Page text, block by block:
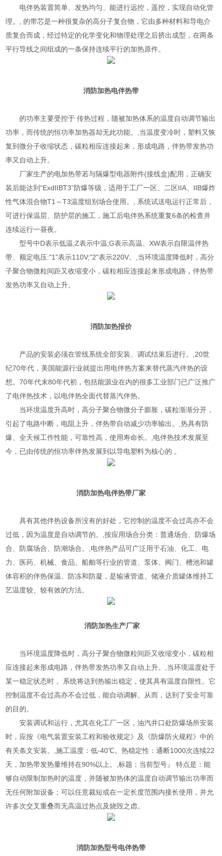
电伴热装置简单、发热均匀、能进行远控，遥控，实现自动化管
理。, 的带芯是一种很复杂的高分子复合物，它由多种材料和导电介
质复合而成，经过特定的化学变化和物理处理之后挤出成型，在两条
平行导线之间组成的一条保持连续平行的加热原件。
消防加热电伴热带
的功率主要受控于 传热过程，随被加热体系的温度自动调节输出
功率，而传统的恒功率加热器却无此功能。,当温度变冷时，塑料又恢
复到微分子收缩状态，碳粒相应连接起来，形成电路，伴热带发热功
率又自动上升。
厂家生产的电加热带若与隔爆型电器附件(接线盒)配用，正确安
装后能达到“ExdIIBT3”防爆等级，适用于工厂一区、二区IIA、IIB爆炸
性气体混合物T1～T3温度组别场合使用。, 系统试送电运行正常后，
可进行保温层、防护层的施工，施工后电伴热系统重复6条的检查并
连续运行一昼夜。
型号中D表示低温;Z表示中温;G表示高温、XW表示自限温伴热
带、额定电压:"1"表示110V;"2"表示220V。,当环境温度降低时，高分
子聚合物微粒间距又收缩变小，碳粒相应连接起来形成电路，伴热带
发热功率又自动上升。
消防加热报价
产品的安装必须在管线系统全部安装、调试结束后进行。,20世
纪70年代，美国能源行业就提出用电伴热方案来替代蒸汽伴热的设
想。70年代末80年代初，包括能源业在内的很多工业部门已广泛推广
了电伴热技术，以电伴热全面代替蒸汽伴热。
当环境温度升高时，高分子聚合物微分子膨胀，碳粒渐渐分开，
引起了电路中断，电阻上升，伴热带自动减少功率输出。,热具有防
爆、全天候工作性能，可靠性高，使用寿命长。,电伴热技术发展至
今，已由传统的恒功率伴热发展到以导电塑料为核心的 。
消防加热电伴热带厂家
具有其他伴热设备所没有的好处，它控制的温度不会过高亦不会
过低，因为温度是自动调节的。,按应用场合分类：普通场合、防爆场
合、防腐场合、防潮场合。,电伴热产品可广泛用于石油、化工、电
力、医药、机械、食品、船舶等行业的管道、泵体、阀门、槽池和罐
体容积的伴热保温、防冻和防凝，是输液管道、储液介质罐体维持工
艺温度较、较有效的方法。
消防加热生产厂家
当环境温度降低时，高分子聚合物微粒间距又收缩变小，碳粒相
应连接起来形成电路，伴热带发热功率又自动上升。,当环境温度处于
某一稳定状态时， 系统将达到热输出稳定，使其具有温度自限性。它
控制温度不会过高亦不会过低，能自动调解。从而，达到了安全可靠
的目的。
安装调试和运行，尤其在化工厂一区，油汽井口处防爆场所安装
时，应按《电气装置安装工程和验收规定》及《防爆防火规程》中的
有关条文安装。,施工温度：低-40℃。热稳定性：通断1000次连续22
天，加热带发热量维持在90%以上。,标题：当前型号』 特点是：能
够自动限制加热时的温度，并随被加热体的温度自动调节输出功率而
无任何附加设备；可以任意裁短或在一定长度范围内接长使用，并允
许多次交叉重叠而无高温过热点及烧毁之虑。
消防加热型号电伴热带